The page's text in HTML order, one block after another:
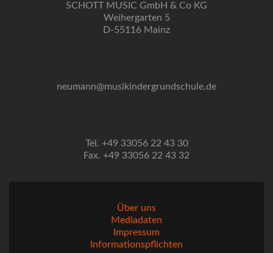
SCHOTT MUSIC GmbH & Co KG
Weihergarten 5
D-55116 Mainz
neumann@musikindergrundschule.de
Tel. +49 33056 22 43 30
Fax. +49 33056 22 43 32
Über uns
Mediadaten
Impressum
Informationspflichten